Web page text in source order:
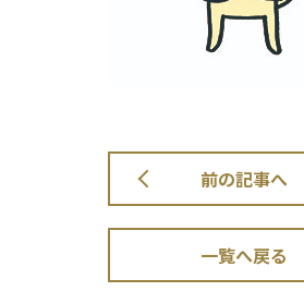
前の記事へ
一覧へ戻る